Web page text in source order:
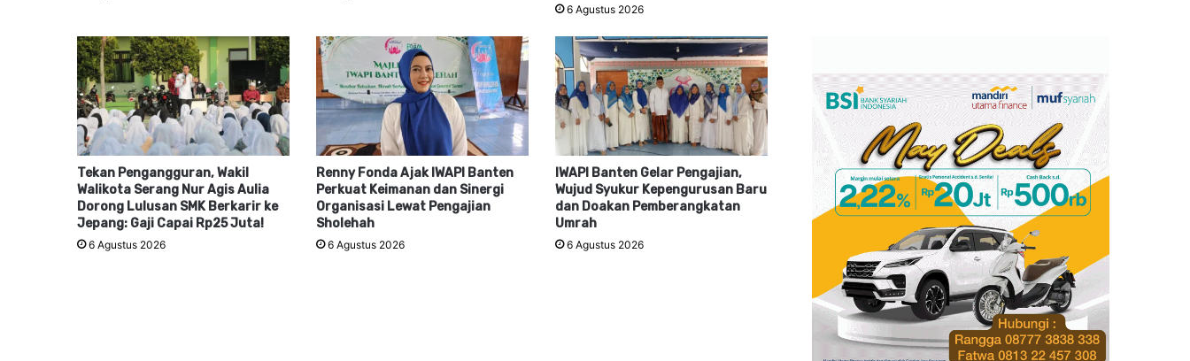
6 Agustus 2026
Tekan Pengangguran, Wakil
Walikota Serang Nur Agis Aulia
Dorong Lulusan SMK Berkarir ke
Jepang: Gaji Capai Rp25 Juta!
6 Agustus 2026
Renny Fonda Ajak IWAPI Banten
Perkuat Keimanan dan Sinergi
Organisasi Lewat Pengajian
Sholehah
6 Agustus 2026
IWAPI Banten Gelar Pengajian,
Wujud Syukur Kepengurusan Baru
dan Doakan Pemberangkatan
Umrah
6 Agustus 2026